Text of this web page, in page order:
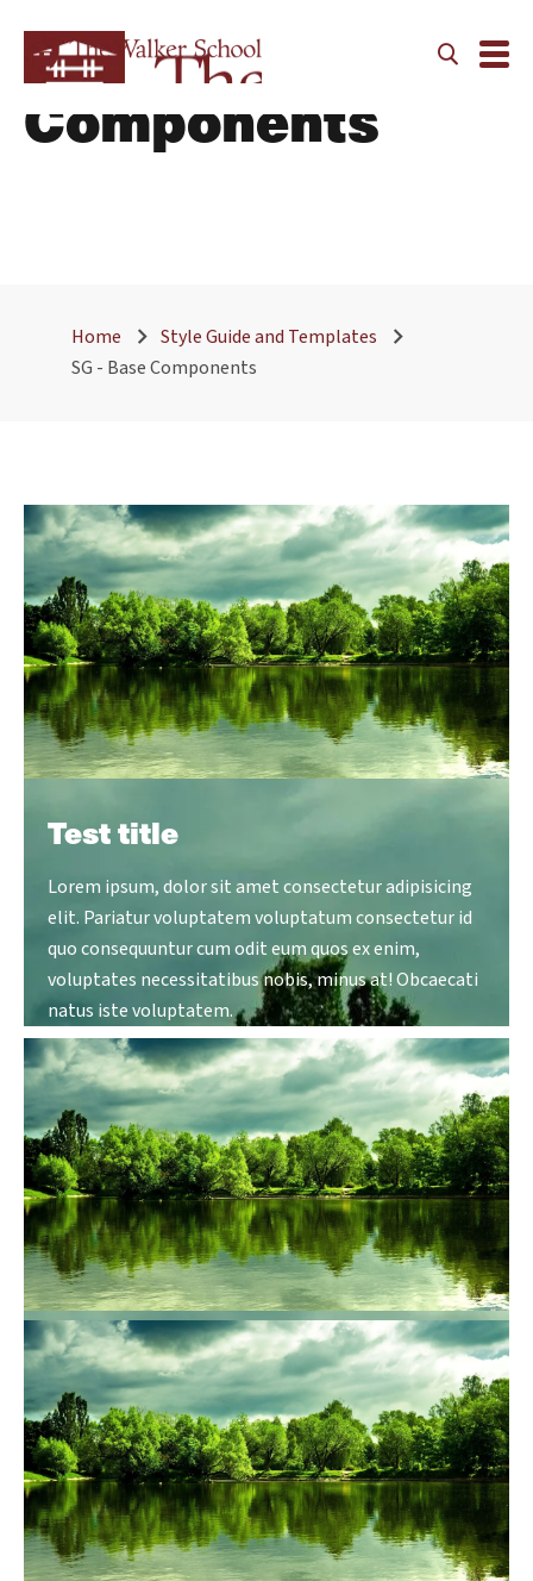
SG - Base
Components
Home
Style Guide and Templates
SG - Base Components
Test title
Lorem ipsum, dolor sit amet consectetur adipisicing
elit. Pariatur voluptatem voluptatum consectetur id
quo consequuntur cum odit eum quos ex enim,
voluptates necessitatibus nobis, minus at! Obcaecati
natus iste voluptatem.